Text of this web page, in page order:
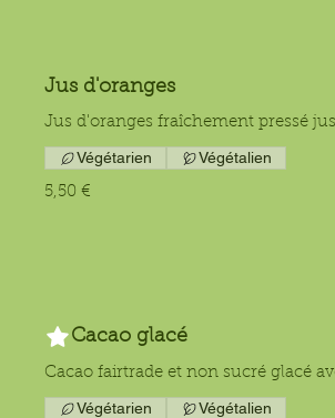
Jus d'oranges
Jus d'oranges fraîchement pressé
5,50 €
Végétarien Végétalien
Cacao glacé
Cacao fairtrade et non sucré glacé
Végétarien Végétalien